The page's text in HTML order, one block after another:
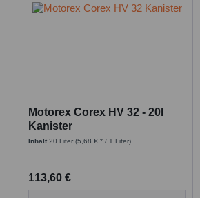
Motorex Corex HV 32 - 20l
Kanister
Inhalt20 Liter(5,68 € * / 1 Liter)
113,60 €